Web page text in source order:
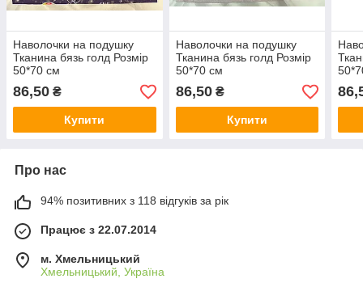
Наволочки на подушку
Тканина бязь голд Розмір
50*70 см
86,50 ₴
Купити
Наволочки на подушку
Тканина бязь голд Розмір
50*70 см
86,50₴
Купити
Про нас
94% позитивних з 118 відгуків за рік
Працює з 22.07.2014
м. Хмельницький
Хмельницький, Україна